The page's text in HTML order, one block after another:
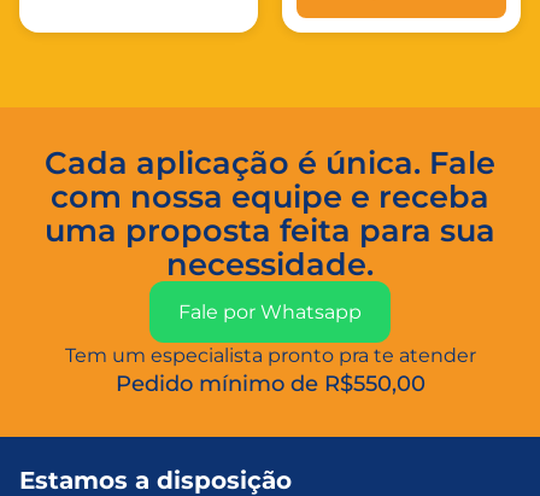
Cada aplicação é única. Fale
com nossa equipe e receba
uma proposta feita para sua
necessidade.
Fale por Whatsapp
Tem um especialista pronto pra te atender
Pedido mínimo de R$550,00
Estamos a disposição